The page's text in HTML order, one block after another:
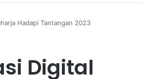
Hadapi Tantangan 2023
Digital